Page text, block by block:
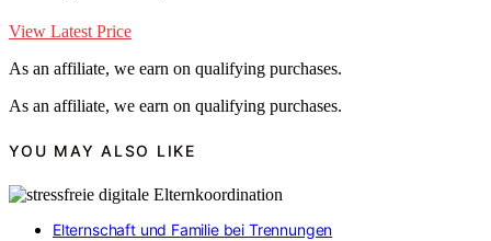
View Latest Price
As an affiliate, we earn on qualifying purchases.
As an affiliate, we earn on qualifying purchases.
YOU MAY ALSO LIKE
Elternschaft und Familie bei Trennungen